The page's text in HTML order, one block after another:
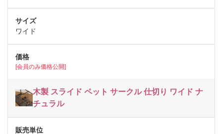
ワイド
[会員のみ価格公開]
木製 スライド ペット サークル 仕切り ワイド ナ
チュラル